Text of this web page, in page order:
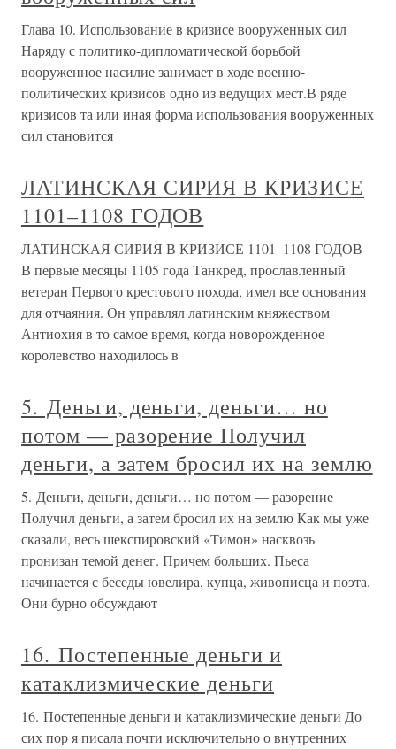
Глава 10. Использование в кризисе вооруженных сил
Наряду с политико-дипломатической борьбой
вооруженное насилие занимает в ходе военно-
политических кризисов одно из ведущих мест.В ряде
кризисов та или иная форма использования вооруженных
сил становится
ЛАТИНСКАЯ СИРИЯ В КРИЗИСЕ
1101–1108 ГОДОВ
ЛАТИНСКАЯ СИРИЯ В КРИЗИСЕ 1101–1108 ГОДОВ
В первые месяцы 1105 года Танкред, прославленный
ветеран Первого крестового похода, имел все основания
для отчаяния. Он управлял латинским княжеством
Антиохия в то самое время, когда новорожденное
королевство находилось в
5. Деньги, деньги, деньги… но
потом — разорение Получил
деньги, а затем бросил их на землю
5. Деньги, деньги, деньги… но потом — разорение
Получил деньги, а затем бросил их на землю Как мы уже
сказали, весь шекспировский «Тимон» насквозь
пронизан темой денег. Причем больших. Пьеса
начинается с беседы ювелира, купца, живописца и поэта.
Они бурно обсуждают
16. Постепенные деньги и
катаклизмические деньги
16. Постепенные деньги и катаклизмические деньги До
сих пор я писала почти исключительно о внутренних